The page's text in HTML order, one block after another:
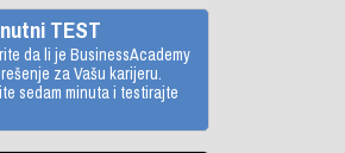
TEST
da li je BusinessAcademy
za Vašu karijeru.
sedam minuta i testirajte